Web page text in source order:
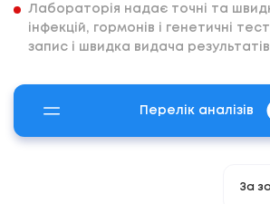
Лабораторія надає точні та
інфекцій, гормонів і генетичні
запис і швидка видача
Перелік аналізів
За